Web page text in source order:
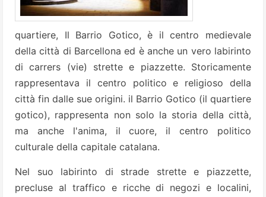
quartiere, Il Barrio Gotico, è il centro medievale
della città di Barcellona ed è anche un vero labirinto
di carrers (vie) strette e piazzette. Storicamente
rappresentava il centro politico e religioso della
città fin dalle sue origini. il Barrio Gotico (il quartiere
gotico), rappresenta non solo la storia della città,
ma anche l'anima, il cuore, il centro politico
culturale della capitale catalana.
Nel suo labirinto di strade strette e piazzette,
precluse al traffico e ricche di negozi e localini,